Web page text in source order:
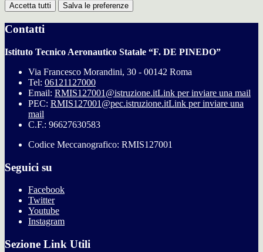
Accetta tutti Salva le preferenze
Contatti
Istituto Tecnico Aeronautico Statale “F. DE PINEDO”
Via Francesco Morandini, 30 - 00142 Roma
Tel: 06121127000
Email: RMIS127001@istruzione.itLink per inviare una mail
PEC: RMIS127001@pec.istruzione.itLink per inviare una
mail
C.F.: 96627630583
Codice Meccanografico: RMIS127001
Seguici su
Facebook
Twitter
Youtube
Instagram
Sezione Link Utili